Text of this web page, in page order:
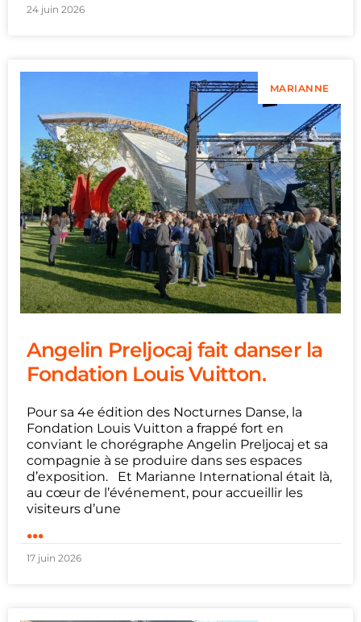
24 juin 2026
MARIANNE
Angelin Preljocaj fait danser la
Fondation Louis Vuitton.
Pour sa 4e édition des Nocturnes Danse, la
Fondation Louis Vuitton a frappé fort en
conviant le chorégraphe Angelin Preljocaj et sa
compagnie à se produire dans ses espaces
d’exposition. Et Marianne International était là,
au cœur de l’événement, pour accueillir les
visiteurs d’une
...
17 juin 2026